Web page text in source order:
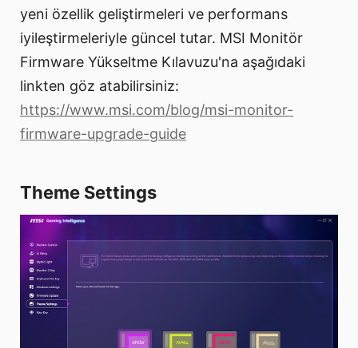
yeni özellik geliştirmeleri ve performans
iyileştirmeleriyle güncel tutar. MSI Monitör
Firmware Yükseltme Kılavuzu'na aşağıdaki
linkten göz atabilirsiniz:
https://www.msi.com/blog/msi-monitor-
firmware-upgrade-guide
Theme Settings